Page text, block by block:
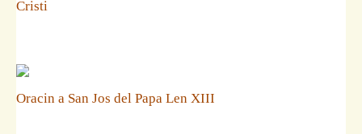
Cristi
Oracin a San Jos del Papa Len XIII